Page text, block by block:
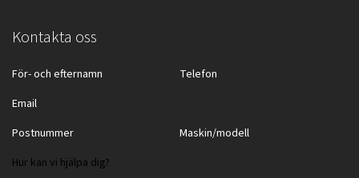
Kontakta oss